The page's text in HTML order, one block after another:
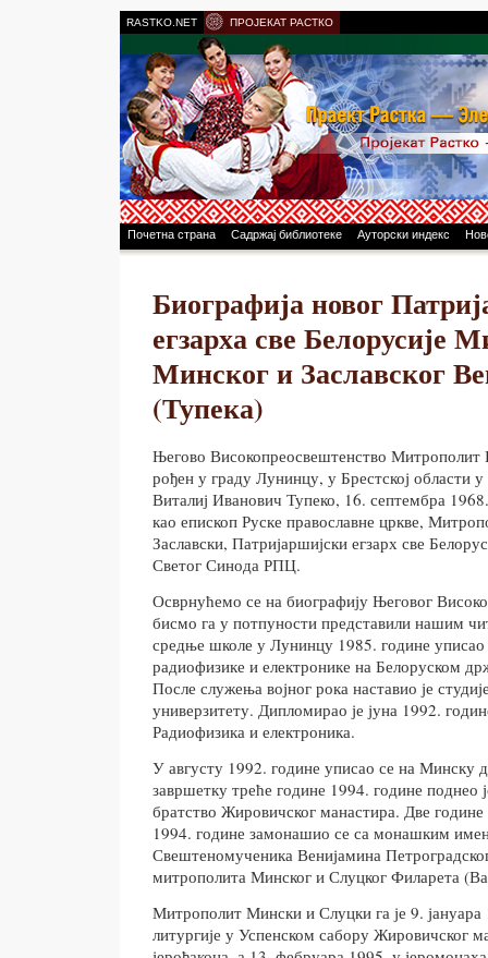
RASTKO.NET ПРОЈЕКАТ РАСТКО
Почетна страна Садржај библиотеке Ауторски индекс
Биографија новог
егзарха све Белорусије
Минског и Заславског
(Тупека)
Његово Високопреосвештенство Митрополит
рођен у граду Лунинцу, у Брестској области
Виталиј Иванович Тупеко, 16. септембра
као епископ Руске православне цркве,
Заславски, Патријаршијски егзарх све
Светог Синода РПЦ.
Осврнућемо се на биографију Његовог
бисмо га у потпуности представили нашим
средње школе у Лунинцу 1985. године уписао
радиофизике и електронике на Белоруском
После служења војног рока наставио је
универзитету. Дипломирао је јуна 1992.
Радиофизика и електроника.
У августу 1992. године уписао се на Минску
завршетку треће године 1994. године поднео
братство Жировичског манастира. Две
1994. године замонашио се са монашким
Свештеномученика Венијамина
митрополита Минског и Слуцког Филарета
Митрополит Мински и Слуцки га је 9. јануара
литургије у Успенском сабору Жировичског